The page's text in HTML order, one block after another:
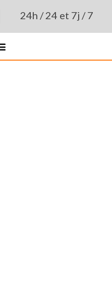
24h / 24 et 7j / 7